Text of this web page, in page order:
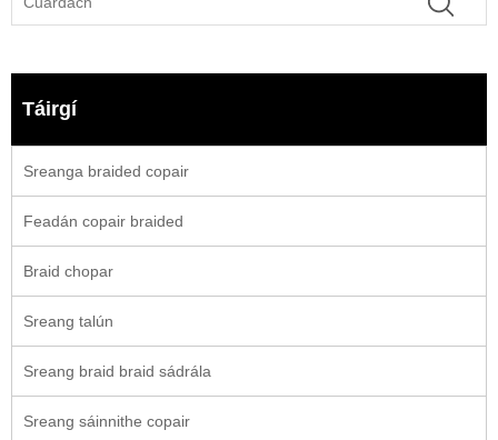
Táirgí
Sreanga braided copair
Feadán copair braided
Braid chopar
Sreang talún
Sreang braid braid sádrála
Sreang sáinnithe copair